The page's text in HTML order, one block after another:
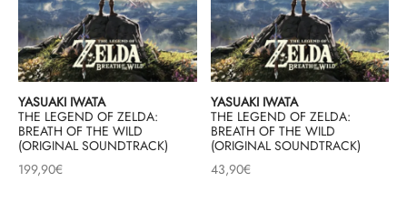
YASUAKI IWATA
THE LEGEND OF ZELDA:
BREATH OF THE WILD
(ORIGINAL SOUNDTRACK)
199,90€
YASUAKI IWATA
THE LEGEND OF ZELDA:
BREATH OF THE WILD
(ORIGINAL SOUNDTRACK)
43,90€